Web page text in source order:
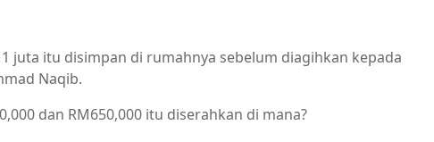
juta itu disimpan di rumahnya sebelum diagihkan kepada
Naqib.
dan RM650,000 itu diserahkan di mana?